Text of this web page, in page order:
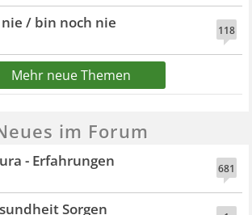
118
/ bin noch nie
Mehr neue Themen
im Forum
681
- Erfahrungen
Sorgen